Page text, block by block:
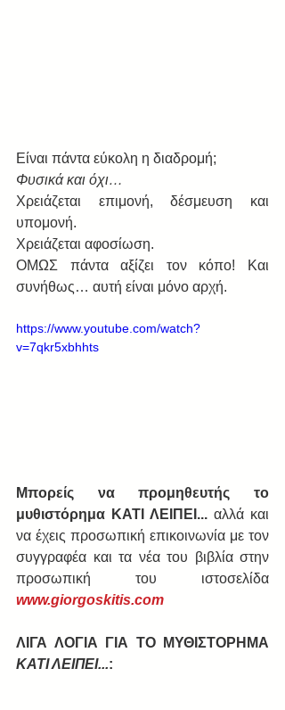
Είναι πάντα εύκολη η διαδρομή;
Φυσικά και όχι…
Χρειάζεται επιμονή, δέσμευση και
υπομονή.
Χρειάζεται αφοσίωση.
ΟΜΩΣ πάντα αξίζει τον κόπο! Και
συνήθως… αυτή είναι μόνο αρχή.
https://www.youtube.com/watch?
v=7qkr5xbhhts
Μπορείς να προμηθευτής το
μυθιστόρημα ΚΑΤΙ ΛΕΙΠΕΙ... αλλά και
να έχεις προσωπική επικοινωνία με τον
συγγραφέα και τα νέα του βιβλία στην
www.giorgoskitis.com
ΚΑΤΙ ΛΕΙΠΕΙ...: